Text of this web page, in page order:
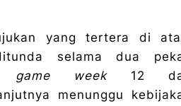
yang tertera di
selama dua
game week12
menunggu